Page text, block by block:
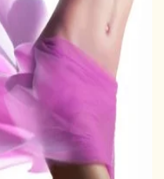
מראה מושך של איברי